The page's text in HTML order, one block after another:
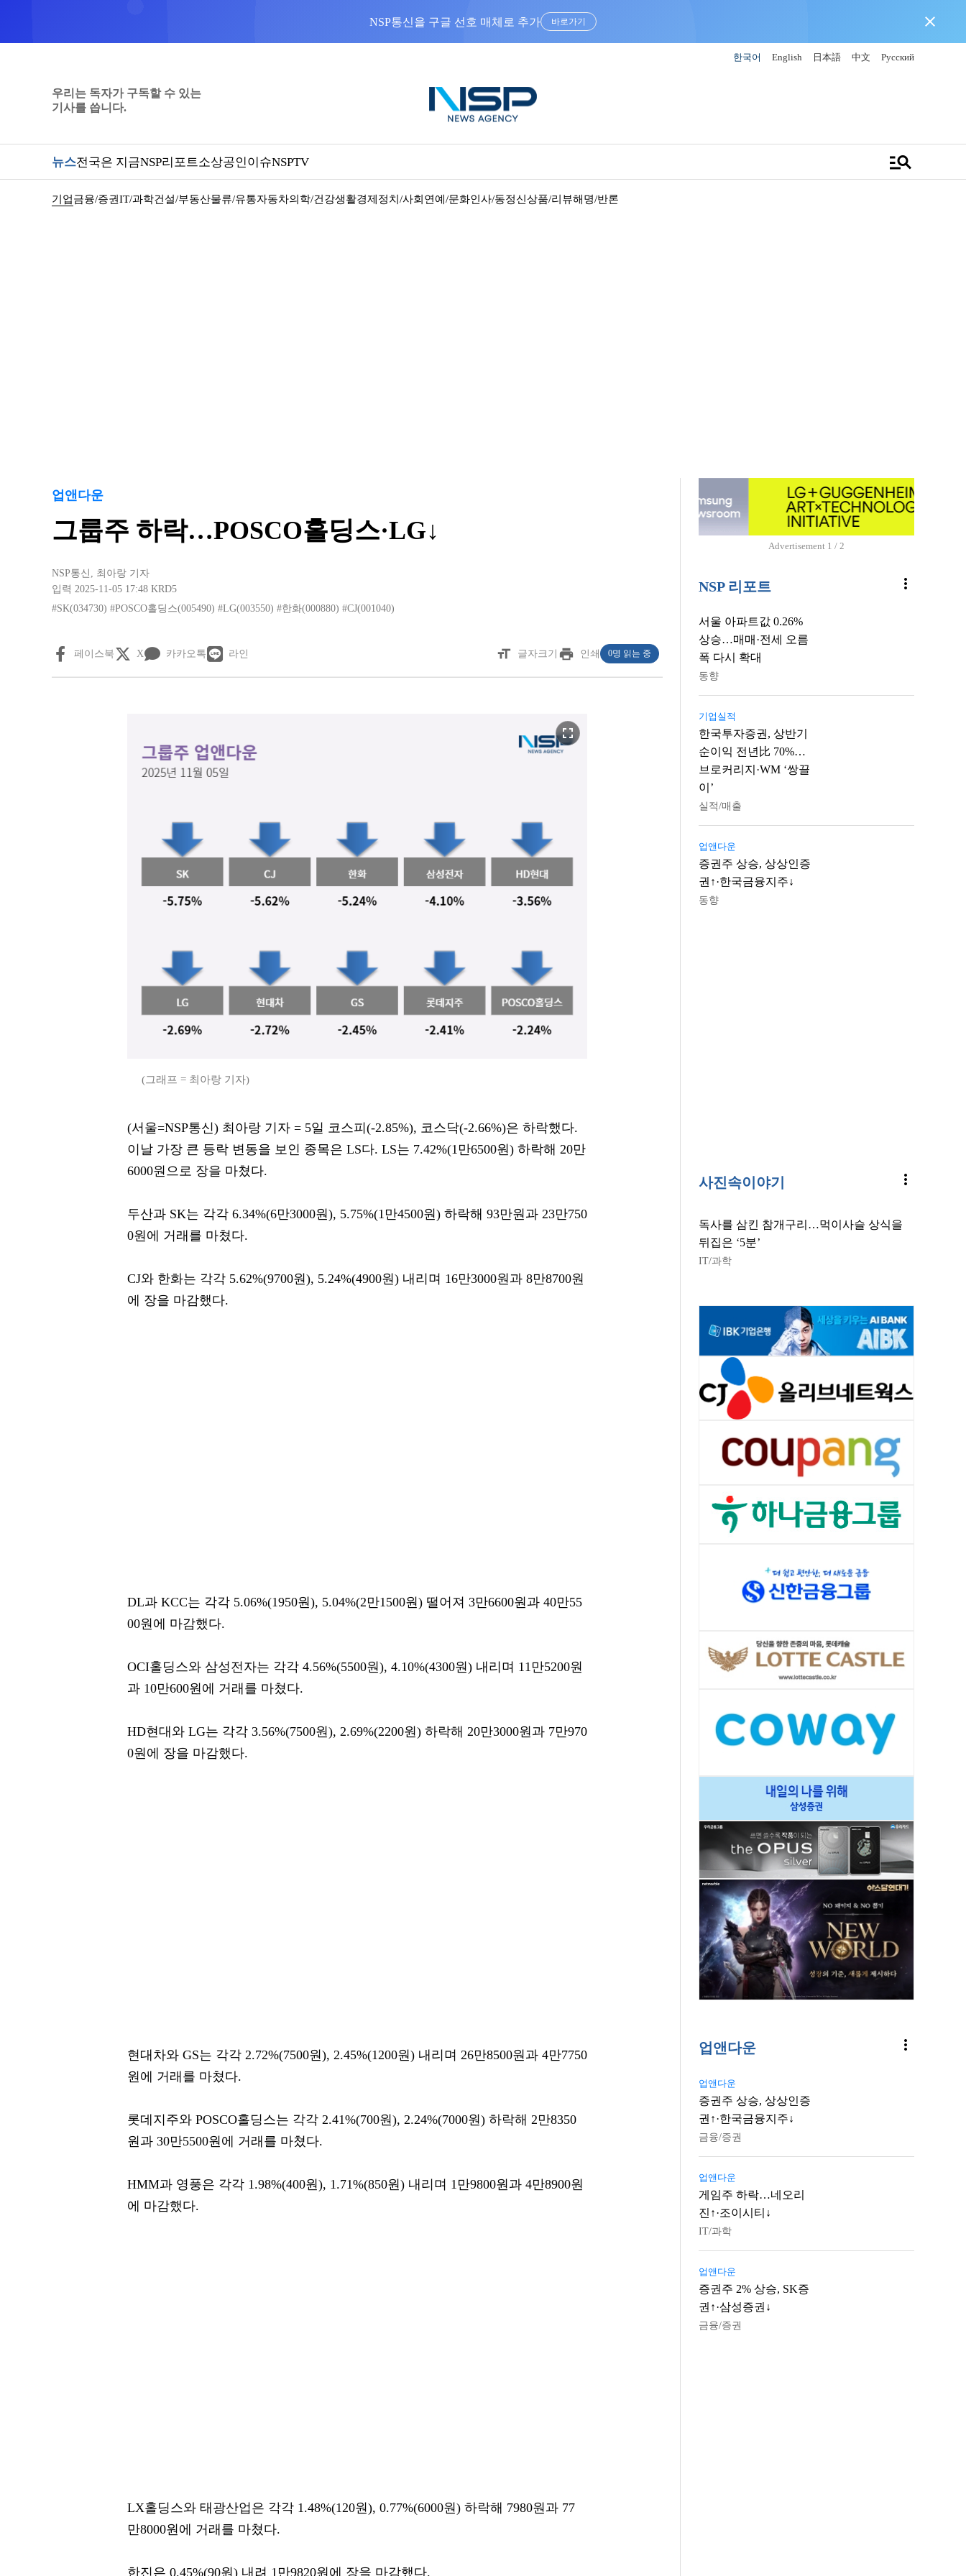
NSP통신을 구글 선호 매체로 추가 바로가기 close
한국어 English 日本語 中文 Русский
우리는 독자가 구독할 수 있는
기사를 씁니다.
뉴스전국은 지금NSP리포트소상공인이슈NSPTV manage_search
기업금융/증권IT/과학건설/부동산물류/유통자동차의학/건강생활경제 정치/사회 연예/문화인사/동정신상품/리뷰해명/반론
업앤다운
그룹주 하락…POSCO홀딩스·LG↓
NSP통신 , 최아랑 기자
입력 2025-11-05 17:48 KRD5
#SK(034730) #POSCO홀딩스(005490) #LG(003550) #한화(000880) #CJ(001040)
페이스북 X 카카오톡 라인 format_size 글자크기 print 인쇄 0명 읽는 중
fullscreen
(그래프 = 최아랑 기자)
(서울=NSP통신) 최아랑 기자 = 5일 코스피(-2.85%), 코스닥(-2.66%)은 하락했다.
이날 가장 큰 등락 변동을 보인 종목은 LS다. LS는 7.42%(1만6500원) 하락해 20만
6000원으로 장을 마쳤다.
두산과 SK는 각각 6.34%(6만3000원), 5.75%(1만4500원) 하락해 93만원과 23만750
0원에 거래를 마쳤다.
CJ와 한화는 각각 5.62%(9700원), 5.24%(4900원) 내리며 16만3000원과 8만8700원
에 장을 마감했다.
DL과 KCC는 각각 5.06%(1950원), 5.04%(2만1500원) 떨어져 3만6600원과 40만55
00원에 마감했다.
OCI홀딩스와 삼성전자는 각각 4.56%(5500원), 4.10%(4300원) 내리며 11만5200원
과 10만600원에 거래를 마쳤다.
HD현대와 LG는 각각 3.56%(7500원), 2.69%(2200원) 하락해 20만3000원과 7만970
0원에 장을 마감했다.
현대차와 GS는 각각 2.72%(7500원), 2.45%(1200원) 내리며 26만8500원과 4만7750
원에 거래를 마쳤다.
롯데지주와 POSCO홀딩스는 각각 2.41%(700원), 2.24%(7000원) 하락해 2만8350
원과 30만5500원에 거래를 마쳤다.
HMM과 영풍은 각각 1.98%(400원), 1.71%(850원) 내리며 1만9800원과 4만8900원
에 마감했다.
LX홀딩스와 태광산업은 각각 1.48%(120원), 0.77%(6000원) 하락해 7980원과 77
만8000원에 거래를 마쳤다.
한진은 0.45%(90원) 내려 1만9820원에 장을 마감했다.
Advertisement 1 / 2
NSP 리포트 more_vert
서울 아파트값 0.26%
상승…매매·전세 오름
폭 다시 확대
동향
기업실적
한국투자증권, 상반기
순이익 전년比 70%…
브로커리지·WM ‘쌍끌
이’
실적/매출
업앤다운
증권주 상승, 상상인증
권↑·한국금융지주↓
동향
사진속이야기 more_vert
독사를 삼킨 참개구리…먹이사슬 상식을
뒤집은 ‘5분’
IT/과학
업앤다운 more_vert
업앤다운
증권주 상승, 상상인증
권↑·한국금융지주↓
금융/증권
업앤다운
게임주 하락…네오리
진↑·조이시티↓
IT/과학
업앤다운
증권주 2% 상승, SK증
권↑·삼성증권↓
금융/증권